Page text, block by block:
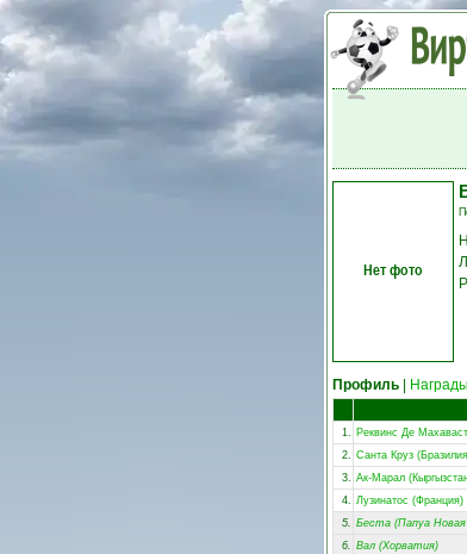
Нет фото
Профиль Награды
1. Реквинс Де
2. Санта Круз
3. Ак-Марал
4. Лузинатос (Франция)
5. Беста (Папуа Новая
6. Вал (Хорватия)